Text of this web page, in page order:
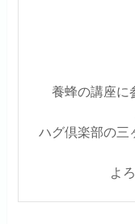
養蜂の講座に
ハグ倶楽部の三
よ